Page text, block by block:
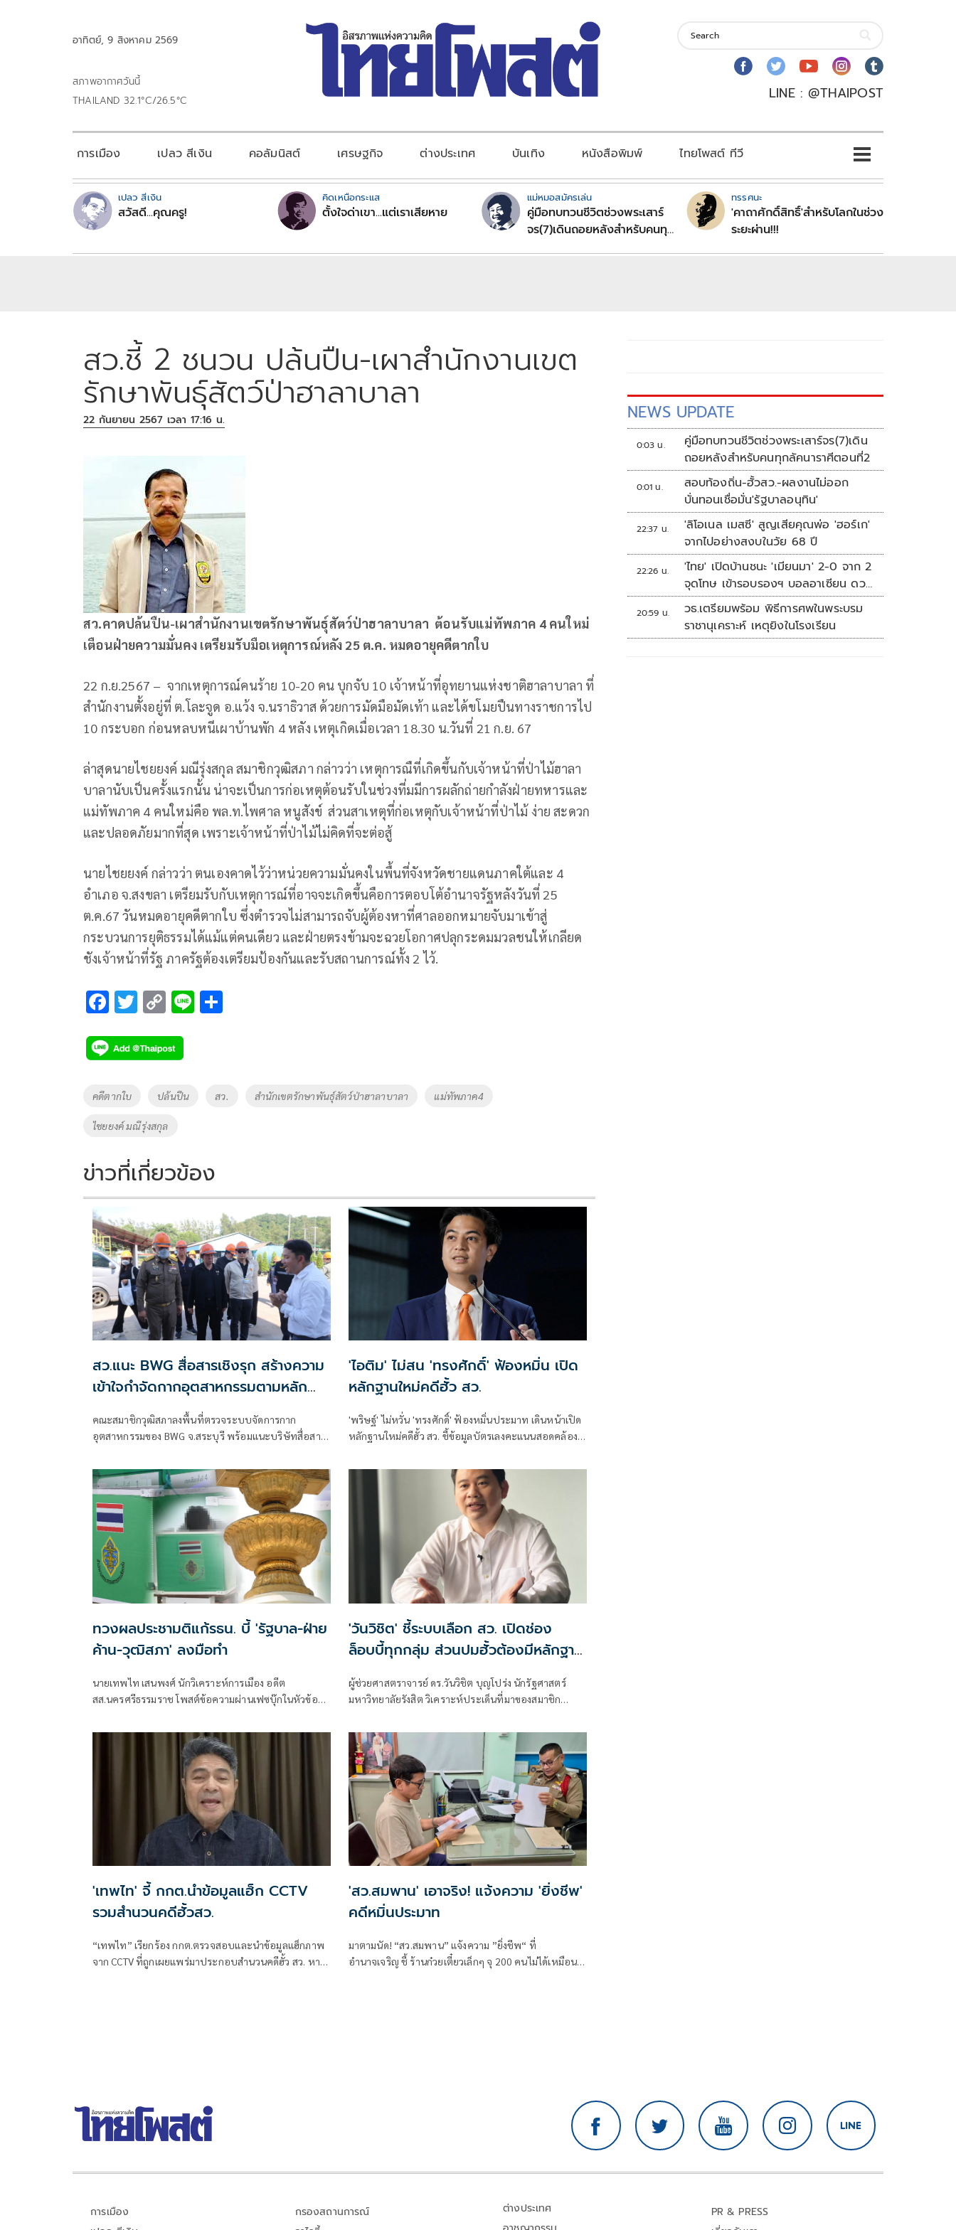
อาทิตย์, 9 สิงหาคม 2569
สภาพอากาศวันนี้
THAILAND 32.1°C/26.5°C
LINE : @THAIPOST
การเมือง เปลว สีเงิน คอลัมนิสต์ เศรษฐกิจ ต่างประเทศ บันเทิง หนังสือพิมพ์ ไทยโพสต์ ทีวี
เปลว สีเงิน
สวัสดี...คุณครู!
คิดเหนือกระแส
ตั้งใจด่าเขา...แต่เราเสียหาย
แม่หมอสมัครเล่น
คู่มือทบทวนชีวิตช่วงพระเสาร์
จร(7)เดินถอยหลังสำหรับคนทุก
ทรรศนะ
'คาถาศักดิ์สิทธิ์'สำหรับโลกในช่วง
ระยะผ่าน!!!
สว.ชี้ 2 ชนวน ปล้นปืน-เผาสำนักงานเขต
รักษาพันธุ์สัตว์ป่าฮาลาบาลา
22 กันยายน 2567 เวลา 17:16 น.
สว.คาดปล้นปืน-เผาสำนักงานเขตรักษาพันธุ์สัตว์ป่าฮาลาบาลา ต้อนรับแม่ทัพภาค 4 คนใหม่
เตือนฝ่ายความมั่นคง เตรียมรับมือเหตุการณ์หลัง 25 ต.ค. หมดอายุคดีตากใบ
22 ก.ย.2567 – จากเหตุการณ์คนร้าย 10-20 คน บุกจับ 10 เจ้าหน้าที่อุทยานแห่งชาติฮาลาบาลา ที่
สำนักงานตั้งอยู่ที่ ต.โละจูด อ.แว้ง จ.นราธิวาส ด้วยการมัดมือมัดเท้า และได้ขโมยปืนทางราชการไป
10 กระบอก ก่อนหลบหนีเผาบ้านพัก 4 หลัง เหตุเกิดเมื่อเวลา 18.30 น.วันที่ 21 ก.ย. 67
ล่าสุดนายไชยยงค์ มณีรุ่งสกุล สมาชิกวุฒิสภา กล่าวว่า เหตุการณืที่เกิดขึ้นกับเจ้าหน้าที่ป่าไม้ฮาลา
บาลานับเป็นครั้งแรกนั้น น่าจะเป็นการก่อเหตุต้อนรับในช่วงที่มมีการผลักถ่ายกำลังฝ่ายทหารและ
แม่ทัพภาค 4 คนใหม่คือ พล.ท.ไพศาล หนูสังข์ ส่วนสาเหตุที่ก่อเหตุกับเจ้าหน้าที่ป่าไม้ ง่าย สะดวก
และปลอดภัยมากที่สุด เพราะเจ้าหน้าที่ป่าไม้ไม่คิดที่จะต่อสู้
นายไชยยงค์ กล่าวว่า ตนเองคาดไว้ว่าหน่วยความมั่นคงในพื้นที่จังหวัดชายแดนภาคใต้และ 4
อำเภอ จ.สงขลา เตรียมรับกับเหตุการณ์ที่อาจจะเกิดขึ้นคือการตอบโต้อำนาจรัฐหลังวันที่ 25
ต.ค.67 วันหมดอายุคดีตากใบ ซึ่งตำรวจไม่สามารถจับผู้ต้องหาที่ศาลออกหมายจับมาเข้าสู่
กระบวนการยุติธรรมได้แม้แต่คนเดียว และฝ่ายตรงข้ามจะฉวยโอกาศปลุกระดมมวลชนให้เกลียด
ชังเจ้าหน้าที่รัฐ ภาครัฐต้องเตรียมป้องกันและรับสถานการณ์ทั้ง 2 ไว้.
F
e
b
o
o
k
T
tt
er
C
p
y
Li
k
Li
Tags
คดีตากใบ ปล้นปืน สว. สำนักเขตรักษาพันธุ์สัตว์ป่าฮาลาบาลา แม่ทัพภาค4
ไชยยงค์ มณีรุ่งสกุล
ข่าวที่เกี่ยวข้อง
สว.แนะ BWG สื่อสารเชิงรุก สร้างความ
เข้าใจกำจัดกากอุตสาหกรรมตามหลัก
คณะสมาชิกวุฒิสภาลงพื้นที่ตรวจระบบจัดการกาก
อุตสาหกรรมของ BWG จ.สระบุรี พร้อมแนะบริษัทสื่อสาร
'ไอติม' ไม่สน 'ทรงศักดิ์' ฟ้องหมิ่น เปิด
หลักฐานใหม่คดีฮั้ว สว.
'พริษฐ์' ไม่หวั่น 'ทรงศักดิ์' ฟ้องหมิ่นประมาท เดินหน้าเปิด
หลักฐานใหม่คดีฮั้ว สว. ชี้ข้อมูลบัตรเลงคะแนนสอดคล้อง
ทวงผลประชามติแก้รธน. บี้ 'รัฐบาล-ฝ่าย
ค้าน-วุฒิสภา' ลงมือทำ
นายเทพไท เสนพงศ์ นักวิเคราะห์การเมือง อดีต
สส.นครศรีธรรมราช โพสต์ข้อความผ่านเฟซบุ๊กในหัวข้อ
ระบุว่า
'วันวิชิต' ชี้ระบบเลือก สว. เปิดช่อง
ล็อบบี้ทุกกลุ่ม ส่วนปมฮั้วต้องมีหลักฐาน
สันนิษฐาน สร้างกระแส แต่ไร้ Impact
ผู้ช่วยศาสตราจารย์ ดร.วันวิชิต บุญโปร่ง นักรัฐศาสตร์
มหาวิทยาลัยรังสิต วิเคราะห์ประเด็นที่มาของสมาชิก
ปัจจุบันเปิดให้ผู้สมัครต้องแนะนำตัว แลกเปลี่ยนข้อมูล
และประสานการสนับสนุนระหว่างกัน โดยเฉพาะการเลือก
ในรอบไขว้ ซึ่งหากผู้สมัครไม่พูดคุยหรือสร้างความรู้จักกับ
ผู้อื่นเลย โอกาสได้รับเลือกย่อมน้อยลง
'เทพไท' จี้ กกต.นำข้อมูลแฮ็ก CCTV
รวมสำนวนคดีฮั้วสว.
“เทพไท” เรียกร้อง กกต.ตรวจสอบและนำข้อมูลแฮ็กภาพ
จาก CCTV ที่ถูกเผยแพร่มาประกอบสำนวนคดีฮั้ว สว. หาก
'สว.สมพาน' เอาจริง! แจ้งความ 'ยิ่งชีพ'
คดีหมิ่นประมาท
มาตามนัด! “สว.สมพาน” แจ้งความ ”ยิ่งชีพ“ ที่
อำนาจเจริญ ชี้ ร้านก๋วยเตี๋ยวเล็กๆ จุ 200 คนไม่ได้เหมือน
NEWS UPDATE
0:03 น.
คู่มือทบทวนชีวิตช่วงพระเสาร์จร(7)เดิน
ถอยหลังสำหรับคนทุกลัคนาราศีตอนที่2
0:01 น.
สอบท้องถิ่น-ฮั้วสว.-ผลงานไม่ออก
บั่นทอนเชื่อมั่น'รัฐบาลอนุทิน'
22:37 น.
'ลิโอเนล เมสซี' สูญเสียคุณพ่อ 'ฮอร์เก'
จากไปอย่างสงบในวัย 68 ปี
22:26 น.
'ไทย' เปิดบ้านชนะ 'เมียนมา' 2-0 จาก 2
จุดโทษ เข้ารอบรองฯ บอลอาเซียน ดวล
'สิงคโปร์'
20:59 น.
วธ.เตรียมพร้อม พิธีการศพในพระบรม
ราชานุเคราะห์ เหตุยิงในโรงเรียน
การเมือง
กรองสถานการณ์
ต่างประเทศ
PR & PRESS